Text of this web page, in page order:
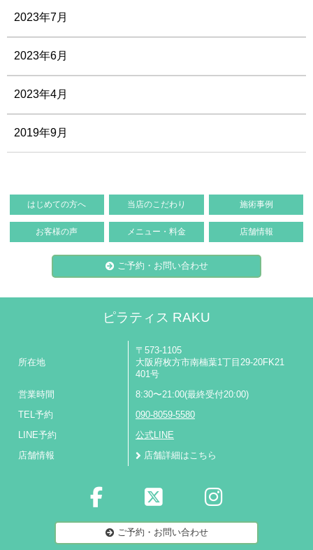
2023年7月
2023年6月
2023年4月
2019年9月
はじめての方へ 当店のこだわり 施術事例
お客様の声 メニュー・料金 店舗情報
ご予約・お問い合わせ
ピラティス RAKU
所在地
〒573-1105
大阪府枚方市南楠葉1丁目29-20FK21
401号
営業時間 8:30〜21:00(最終受付20:00)
TEL予約 090-8059-5580
LINE予約 公式LINE
店舗情報 店舗詳細はこちら
ご予約・お問い合わせ